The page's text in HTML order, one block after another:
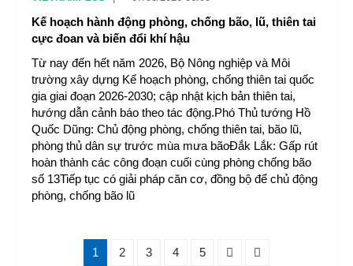
Kế hoạch hành động phòng, chống bão, lũ, thiên tai
cực đoan và biến đổi khí hậu
Từ nay đến hết năm 2026, Bộ Nông nghiệp và Môi
trường xây dựng Kế hoạch phòng, chống thiên tai quốc
gia giai đoạn 2026-2030; cập nhật kịch bản thiên tai,
hướng dẫn cảnh báo theo tác động.Phó Thủ tướng Hồ
Quốc Dũng: Chủ động phòng, chống thiên tai, bão lũ,
phòng thủ dân sự trước mùa mưa bãoĐắk Lắk: Gấp rút
hoàn thành các công đoạn cuối cùng phòng chống bão
số 13Tiếp tục có giải pháp căn cơ, đồng bộ để chủ động
phòng, chống bão lũ
1 2 3 4 5